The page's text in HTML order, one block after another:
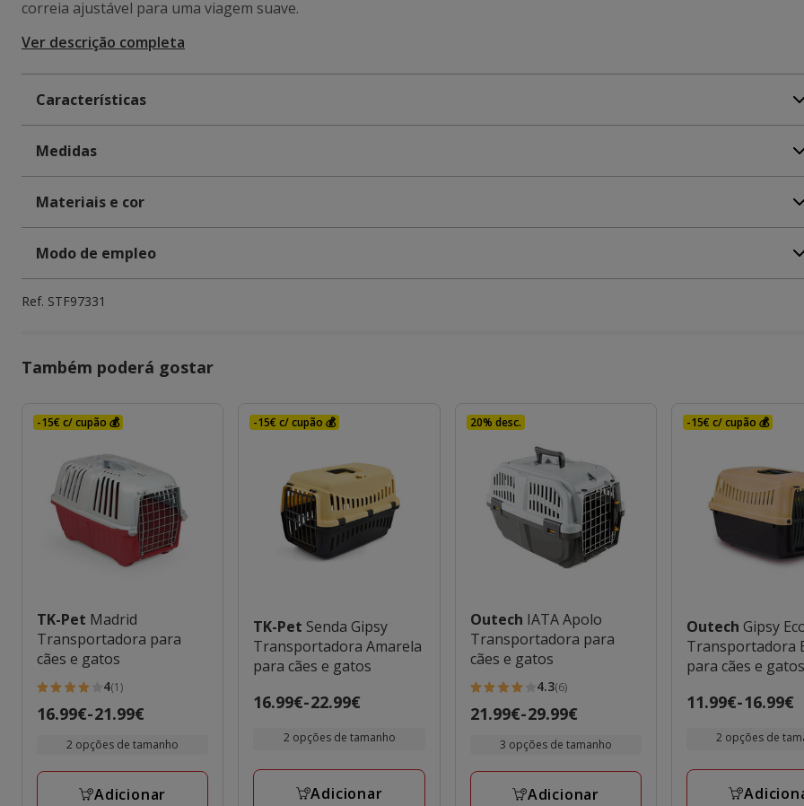
correia ajustável para uma viagem suave.
Ver descrição completa
Características
Medidas
Materiais e cor
Modo de empleo
Ref. STF97331
Também poderá gostar
-15€ c/ cupão 💰
TK-Pet Madrid
Transportadora para
cães e gatos
4
estrelas
avaliações
4(1)
Preço
a
16.99€-21.99€
2 opções de tamanho
Adicionar
-15€ c/ cupão 💰
TK-Pet Senda Gipsy
Transportadora Amarela
para cães e gatos
Preço
16.99€
a
22.99€
16.99€-22.99€
2 opções de tamanho
Adicionar
20% desc.
Outech IATA Apolo
Transportadora para
cães e gatos
4.3
estrelas
avaliações
4.3(6)
Preço
a
21.99€-29.99€
3 opções de tamanho
Adicionar
-15€ c/ cupão 💰
Outech Gipsy
Transportadora
para cães e gatos
Preço
11.99€
a
16.99€
11.99€-16.99€
2 opções de